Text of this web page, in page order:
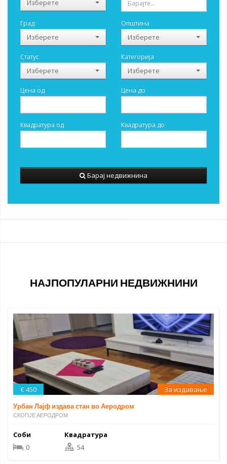
Изберете
Град
Изберете
Општина
Изберете
Статус
Изберете
Категорија
Изберете
Цена од Цена до
Квадратура од Квадратура до
Барај недвижнина
НАЈПОПУЛАРНИ НЕДВИЖНИНИ
€ 450 За издавање
Урбан Лајф издава стан во Аеродром
СКОПЈЕ АЕРОДРОМ
Соби
0
Квадратура
54